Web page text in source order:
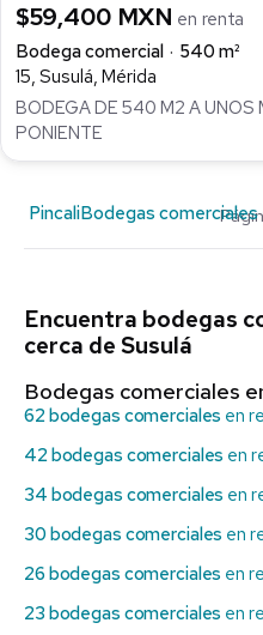
$59,400 MXN en renta
Bodega comercial
540 m²
15, Susulá, Mérida
BODEGA DE 540 M2 A UNOS
PONIENTE
PincaliBodegas comerciales
Encuentra bodegas
cerca de Susulá
Bodegas comerciales
62 bodegas comerciales en
42 bodegas comerciales en
34 bodegas comerciales en
30 bodegas comerciales en
26 bodegas comerciales en
23 bodegas comerciales en